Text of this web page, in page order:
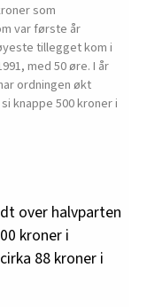
som
var første år
tillegget kom i
med 50 øre. I år
ordningen økt
knappe 500 kroner i
over halvparten
kroner i
88 kroner i